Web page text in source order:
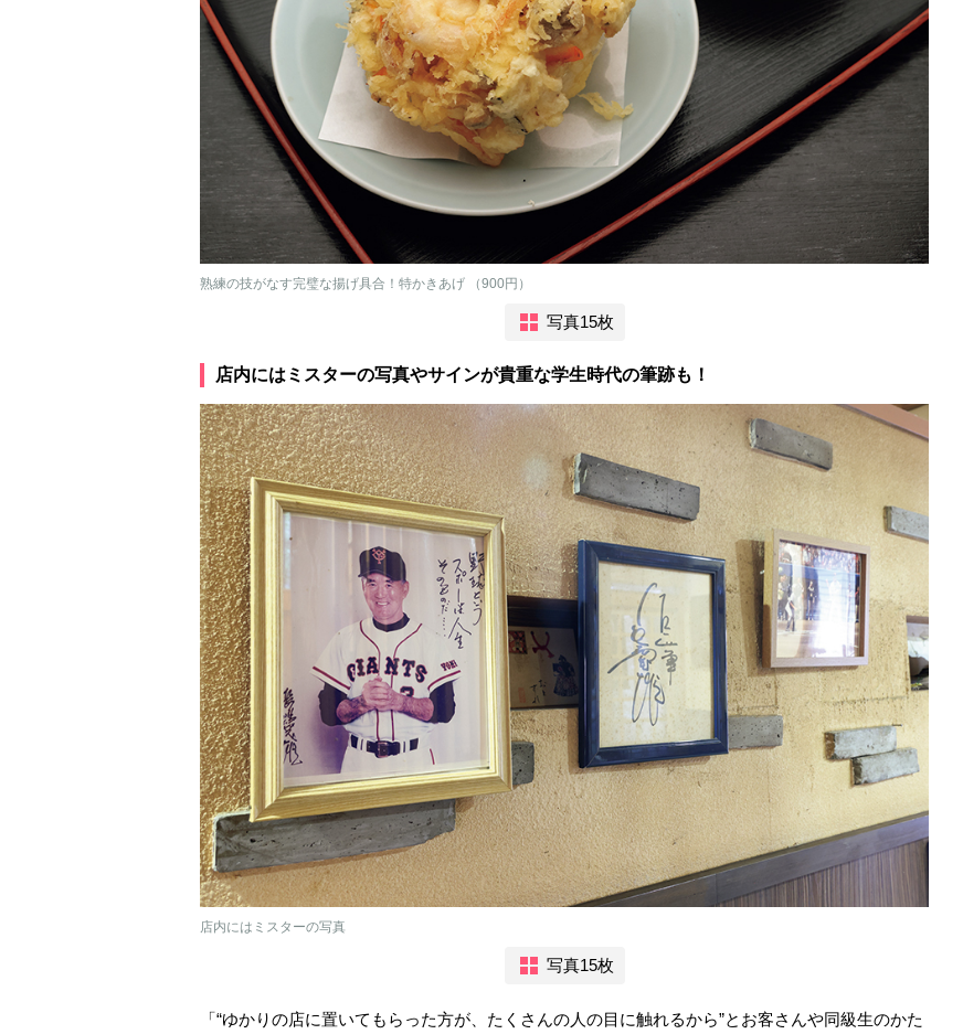
熟練の技がなす完璧な揚げ具合！特かきあげ （900円）
写真15枚
店内にはミスターの写真やサインが貴重な学生時代の筆跡も！
店内にはミスターの写真
写真15枚
「“ゆかりの店に置いてもらった方が、たくさんの人の目に触れるから”とお客さんや同級生のかた